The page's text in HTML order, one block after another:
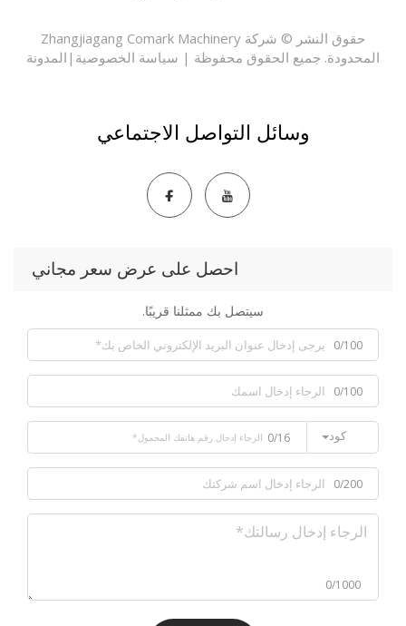
حقوق النشر © شركة Zhangjiagang Comark Machinery
جميع الحقوق محفوظة |سياسة الخصوصية|المدونة
وسائل التواصل الاجتماعي
احصل على عرض سعر مجاني
سيتصل بك ممثلنا قريبًا.
0/16